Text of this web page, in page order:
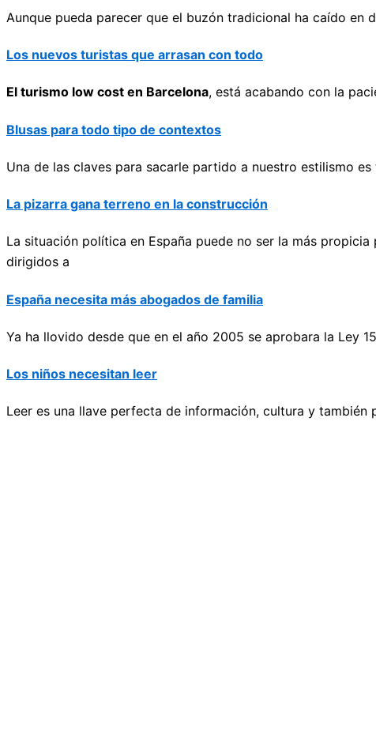
Aunque pueda parecer que el buzón tradicional ha caído en
Los nuevos turistas que arrasan con todo
El turismo low cost en Barcelona, está acabando con la
Blusas para todo tipo de contextos
Una de las claves para sacarle partido a nuestro estilismo
La pizarra gana terreno en la construcción
La situación política en España puede no ser la más
dirigidos a
España necesita más abogados de familia
Ya ha llovido desde que en el año 2005 se aprobara la Ley
Los niños necesitan leer
Leer es una llave perfecta de información, cultura y